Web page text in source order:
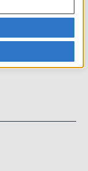
スなど）